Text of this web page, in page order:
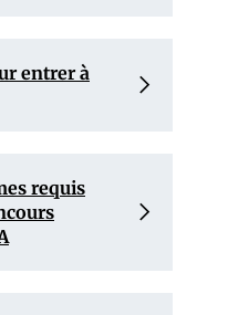
entrer à
requis